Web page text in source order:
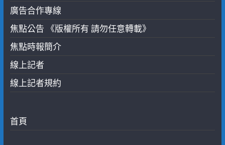
廣告合作專線
焦點公告 《版權所有 請勿任意轉載》
焦點時報簡介
線上記者
線上記者規約
首頁